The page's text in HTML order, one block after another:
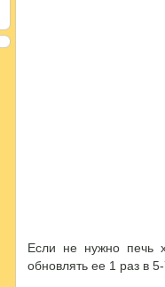
Если не нужно печь
обновлять ее 1 раз в